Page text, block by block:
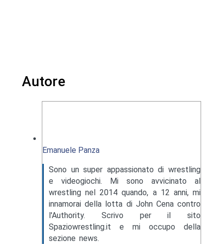
Autore
Emanuele Panza
Sono un super appassionato di wrestling
e videogiochi. Mi sono avvicinato al
wrestling nel 2014 quando, a 12 anni, mi
innamorai della lotta di John Cena contro
l'Authority. Scrivo per il sito
Spaziowrestling.it e mi occupo della
sezione news.